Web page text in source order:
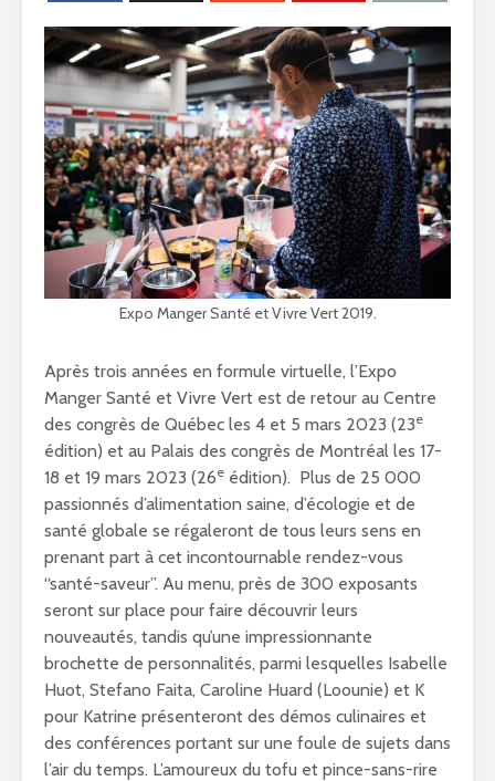
Expo Manger Santé et Vivre Vert 2019.
Après trois années en formule virtuelle, l’Expo
Manger Santé et Vivre Vert est de retour au Centre
des congrès de Québec les 4 et 5 mars 2023 (23e
édition) et au Palais des congrès de Montréal les 17-
18 et 19 mars 2023 (26e édition). Plus de 25 000
passionnés d’alimentation saine, d’écologie et de
santé globale se régaleront de tous leurs sens en
prenant part à cet incontournable rendez-vous
“santé-saveur”. Au menu, près de 300 exposants
seront sur place pour faire découvrir leurs
nouveautés, tandis qu’une impressionnante
brochette de personnalités, parmi lesquelles Isabelle
Huot, Stefano Faita, Caroline Huard (Loounie) et K
pour Katrine présenteront des démos culinaires et
des conférences portant sur une foule de sujets dans
l’air du temps. L’amoureux du tofu et pince-sans-rire